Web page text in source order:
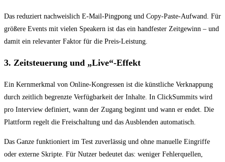
Das reduziert nachweislich E-Mail-Pingpong und Copy-Paste-Aufwand. Für
größere Events mit vielen Speakern ist das ein handfester Zeitgewinn – und
damit ein relevanter Faktor für die Preis-Leistung.
3. Zeitsteuerung und „Live“-Effekt
Ein Kernmerkmal von Online-Kongressen ist die künstliche Verknappung
durch zeitlich begrenzte Verfügbarkeit der Inhalte. In ClickSummits wird
pro Interview definiert, wann der Zugang beginnt und wann er endet. Die
Plattform regelt die Freischaltung und das Ausblenden automatisch.
Das Ganze funktioniert im Test zuverlässig und ohne manuelle Eingriffe
oder externe Skripte. Für Nutzer bedeutet das: weniger Fehlerquellen,